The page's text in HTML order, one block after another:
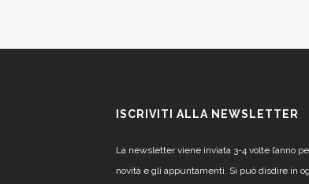
ISCRIVITI ALLA NEWSLETTER
La newsletter viene inviata 3-4 volte l’anno
novità e gli appuntamenti. Si può disdire in